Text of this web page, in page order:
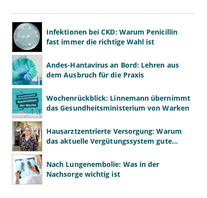
Infektionen bei CKD: Warum Penicillin
fast immer die richtige Wahl ist
Andes-Hantavirus an Bord: Lehren aus
dem Ausbruch für die Praxis
Wochenrückblick: Linnemann übernimmt
das Gesundheitsministerium von Warken
Hausarztzentrierte Versorgung: Warum
das aktuelle Vergütungssystem gute
Nach Lungenembolie: Was in der
Nachsorge wichtig ist